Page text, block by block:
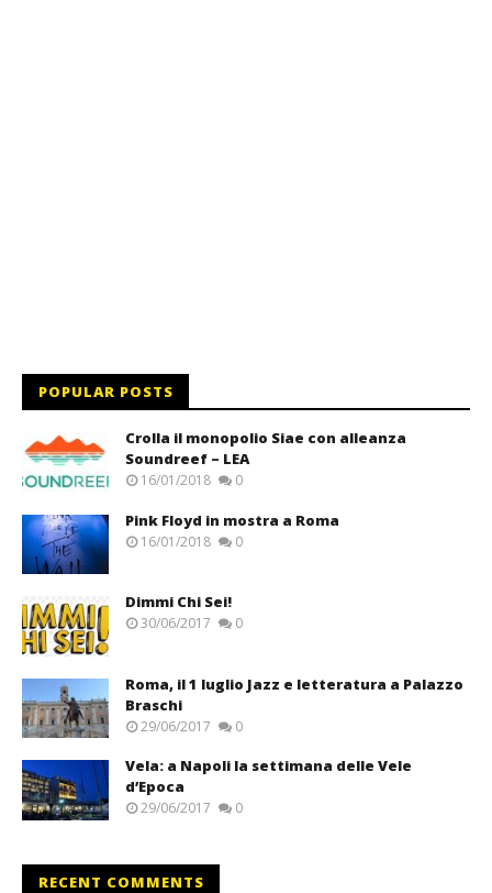
POPULAR POSTS
Crolla il monopolio Siae con alleanza
Soundreef – LEA
16/01/2018 0
Pink Floyd in mostra a Roma
16/01/2018 0
Dimmi Chi Sei!
30/06/2017 0
Roma, il 1 luglio Jazz e letteratura a Palazzo
Braschi
29/06/2017 0
Vela: a Napoli la settimana delle Vele
d’Epoca
29/06/2017 0
RECENT COMMENTS